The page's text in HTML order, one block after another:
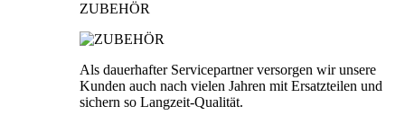
ZUBEHÖR
Als dauerhafter Servicepartner versorgen wir unsere
Kunden auch nach vielen Jahren mit Ersatzteilen und
sichern so Langzeit-Qualität.